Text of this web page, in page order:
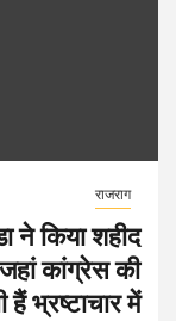
राजराग
ने किया शहीद
कांग्रेस की
भ्रष्टाचार में